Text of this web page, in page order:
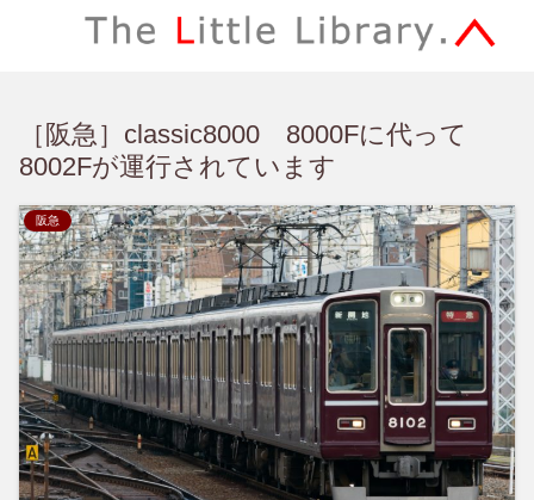
［阪急］classic8000 8000Fに代って
8002Fが運行されています
阪急